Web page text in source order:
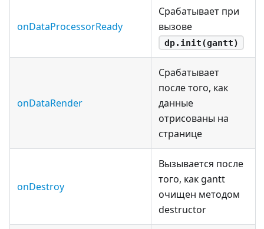
onDataProcessorReady
Срабатывает при
вызове
dp.init(gantt)
onDataRender
Срабатывает
после того, как
данные
отрисованы на
странице
onDestroy
Вызывается после
того, как gantt
очищен методом
destructor